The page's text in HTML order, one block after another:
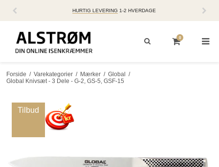
HURTIG LEVERING1-2 HVERDAGE
0
Forside / Varekategorier / Mærker / Global
/
Global Knivsæt - 3 Dele - G-2, GS-5, GSF-15
Tilbud